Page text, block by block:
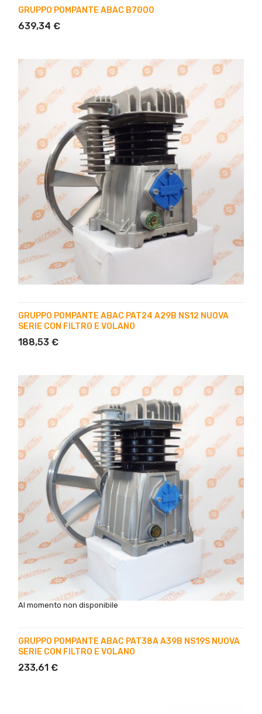
GRUPPO POMPANTE ABAC B7000
639,34 €
GRUPPO POMPANTE ABAC PAT24 A29B NS12 NUOVA
SERIE CON FILTRO E VOLANO
188,53 €
Al momento non disponibile
GRUPPO POMPANTE ABAC PAT38A A39B NS19S NUOVA
SERIE CON FILTRO E VOLANO
233,61 €